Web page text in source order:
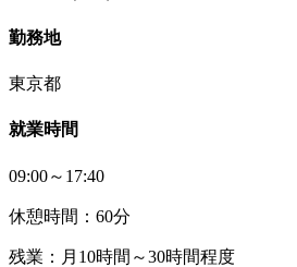
勤務地
東京都
就業時間
09:00～17:40
休憩時間：60分
残業：月10時間～30時間程度